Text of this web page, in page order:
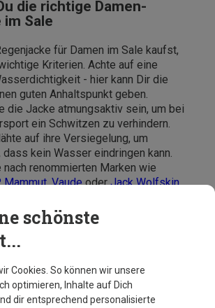
die richtige Damen-
im Sale
für Damen im Sale kaufst,
Kriterien. Achte auf eine
- hier kann Dir die
guten Anhaltspunkt geben.
die Jacke atmungsaktiv sein, um bei
ein Schwitzen zu verhindern.
auf ihre Versiegelung, um
kein Wasser eindringen kann.
renommierten Marken wie
,Mammut,VaudeoderJack Wolfskin,
So können die Regentage kommen!
schönste
Cookies. So können wir unsere
optimieren, Inhalte auf Dich
dir entsprechend personalisierte